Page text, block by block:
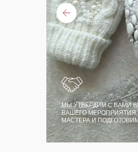
МЫ УТВЕРДИМ С ВАМИ
ВАШЕГО
МАСТЕРА И